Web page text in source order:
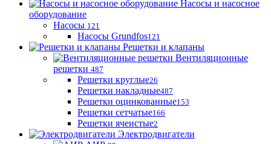
Насосы и насосное
оборудование
Насосы 121
Насосы Grundfos121
Решетки и клапаны
Вентиляционные
решетки 487
Решетки круглые26
Решетки накладные487
Решетки оцинкованные153
Решетки сетчатые166
Решетки ячеистые2
Электродвигатели